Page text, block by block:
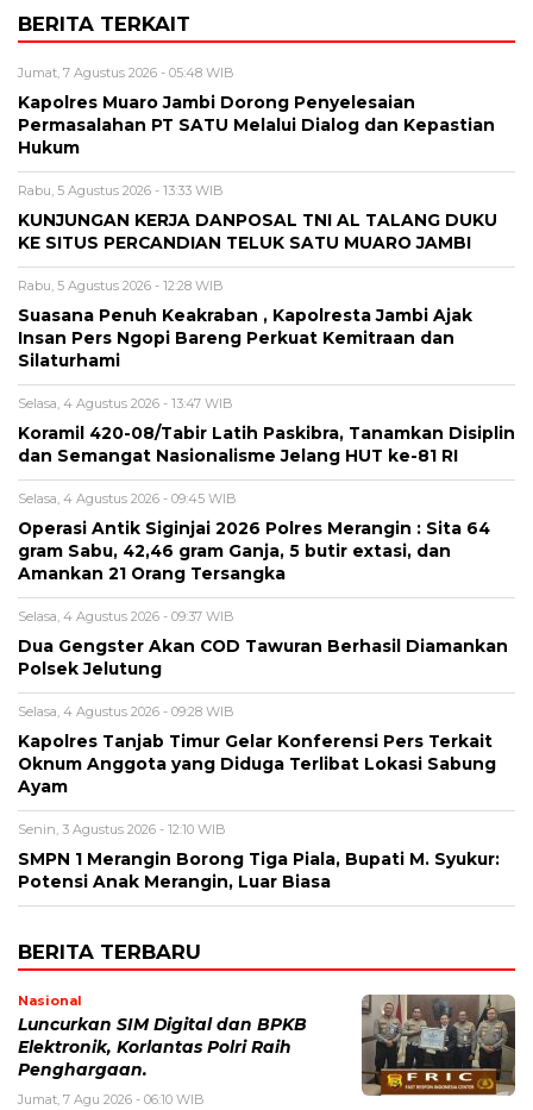
BERITA TERKAIT
Jumat, 7 Agustus 2026 - 05:48 WIB
Kapolres Muaro Jambi Dorong Penyelesaian
Permasalahan PT SATU Melalui Dialog dan Kepastian
Hukum
Rabu, 5 Agustus 2026 - 13:33 WIB
KUNJUNGAN KERJA DANPOSAL TNI AL TALANG DUKU
KE SITUS PERCANDIAN TELUK SATU MUARO JAMBI
Rabu, 5 Agustus 2026 - 12:28 WIB
Suasana Penuh Keakraban , Kapolresta Jambi Ajak
Insan Pers Ngopi Bareng Perkuat Kemitraan dan
Silaturhami
Selasa, 4 Agustus 2026 - 13:47 WIB
Koramil 420-08/Tabir Latih Paskibra, Tanamkan Disiplin
dan Semangat Nasionalisme Jelang HUT ke-81 RI
Selasa, 4 Agustus 2026 - 09:45 WIB
Operasi Antik Siginjai 2026 Polres Merangin : Sita 64
gram Sabu, 42,46 gram Ganja, 5 butir extasi, dan
Amankan 21 Orang Tersangka
Selasa, 4 Agustus 2026 - 09:37 WIB
Dua Gengster Akan COD Tawuran Berhasil Diamankan
Polsek Jelutung
Selasa, 4 Agustus 2026 - 09:28 WIB
Kapolres Tanjab Timur Gelar Konferensi Pers Terkait
Oknum Anggota yang Diduga Terlibat Lokasi Sabung
Ayam
Senin, 3 Agustus 2026 - 12:10 WIB
SMPN 1 Merangin Borong Tiga Piala, Bupati M. Syukur:
Potensi Anak Merangin, Luar Biasa
BERITA TERBARU
Nasional
Luncurkan SIM Digital dan BPKB
Elektronik, Korlantas Polri Raih
Penghargaan.
Jumat, 7 Agu 2026 - 06:10 WIB